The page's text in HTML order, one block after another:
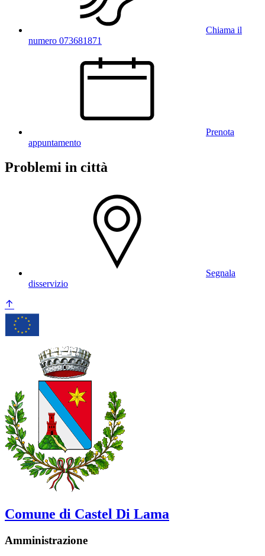
Chiama il
numero 073681871
Prenota
appuntamento
Problemi in città
Segnala
disservizio
Comune di Castel Di Lama
Amministrazione